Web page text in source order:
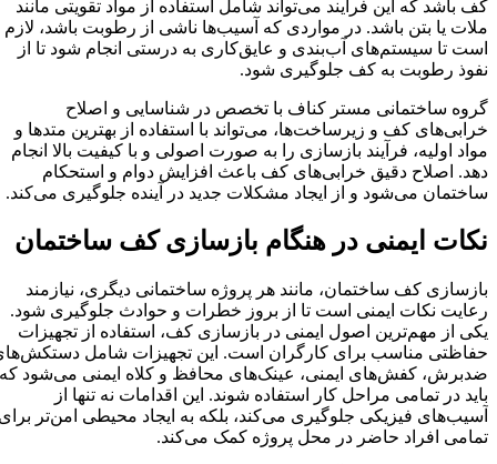
کف باشد که این فرآیند می‌تواند شامل استفاده از مواد تقویتی مانند
ملات یا بتن باشد. در مواردی که آسیب‌ها ناشی از رطوبت باشد، لازم
است تا سیستم‌های آب‌بندی و عایق‌کاری به درستی انجام شود تا از
نفوذ رطوبت به کف جلوگیری شود.
گروه ساختمانی مستر کناف با تخصص در شناسایی و اصلاح
خرابی‌های کف و زیرساخت‌ها، می‌تواند با استفاده از بهترین متدها و
مواد اولیه، فرآیند بازسازی را به صورت اصولی و با کیفیت بالا انجام
دهد. اصلاح دقیق خرابی‌های کف باعث افزایش دوام و استحکام
ساختمان می‌شود و از ایجاد مشکلات جدید در آینده جلوگیری می‌کند.
نکات ایمنی در هنگام بازسازی کف ساختمان
بازسازی کف ساختمان، مانند هر پروژه ساختمانی دیگری، نیازمند
رعایت نکات ایمنی است تا از بروز خطرات و حوادث جلوگیری شود.
یکی از مهم‌ترین اصول ایمنی در بازسازی کف، استفاده از تجهیزات
حفاظتی مناسب برای کارگران است. این تجهیزات شامل دستکش‌های
ضدبرش، کفش‌های ایمنی، عینک‌های محافظ و کلاه ایمنی می‌شود که
باید در تمامی مراحل کار استفاده شوند. این اقدامات نه تنها از
آسیب‌های فیزیکی جلوگیری می‌کند، بلکه به ایجاد محیطی امن‌تر برای
تمامی افراد حاضر در محل پروژه کمک می‌کند.